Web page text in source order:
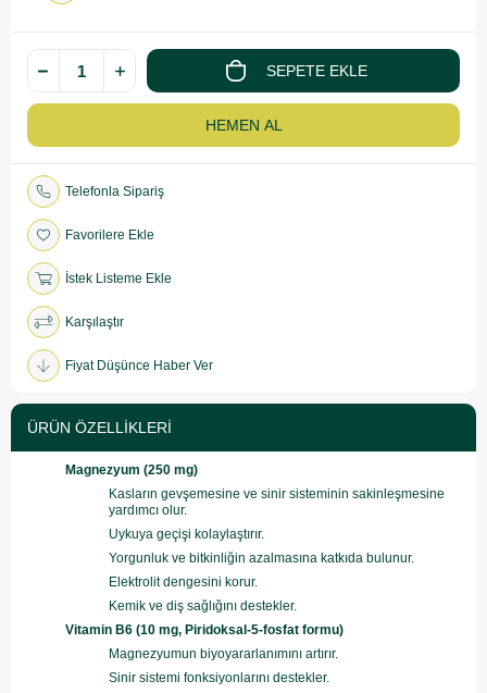
Telefonla Sipariş
Favorilere Ekle
İstek Listeme Ekle
Karşılaştır
Fiyat Düşünce Haber Ver
ÜRÜN ÖZELLIKLERI
Magnezyum (250 mg)
Kasların gevşemesine ve sinir sisteminin sakinleşmesine
yardımcı olur.
Uykuya geçişi kolaylaştırır.
Yorgunluk ve bitkinliğin azalmasına katkıda bulunur.
Elektrolit dengesini korur.
Kemik ve diş sağlığını destekler.
Vitamin B6 (10 mg, Piridoksal-5-fosfat formu)
Magnezyumun biyoyararlanımını artırır.
Sinir sistemi fonksiyonlarını destekler.